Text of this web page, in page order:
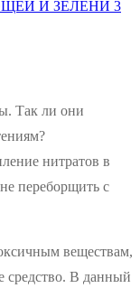
И ЗЕЛЕНИ 3
Так ли они
нитратов в
переборщить с
веществам,
средство. В данный